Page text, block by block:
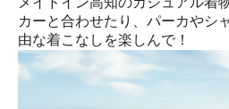
カーと合わせたり、パーカやシ
由な着こなしを楽しんで！